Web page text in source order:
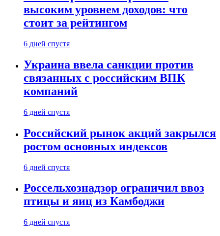
высоким уровнем доходов: что
стоит за рейтингом
6 дней спустя
Украина ввела санкции против
связанных с российским ВПК
компаний
6 дней спустя
Российский рынок акций закрылся
ростом основных индексов
6 дней спустя
Россельхознадзор ограничил ввоз
птицы и яиц из Камбоджи
6 дней спустя